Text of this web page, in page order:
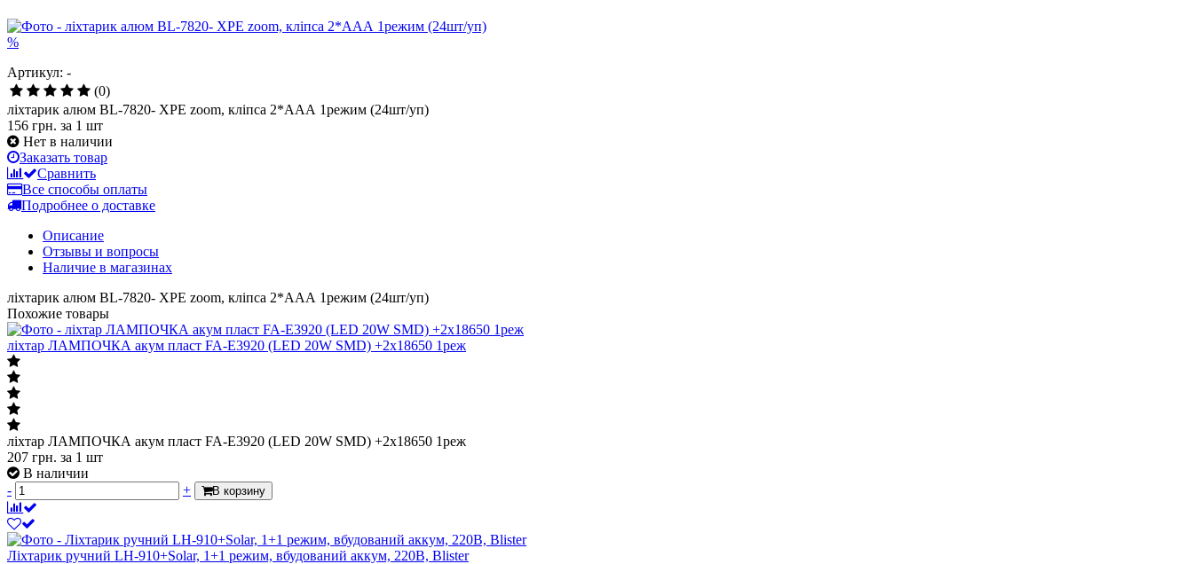
%
Артикул: -
(0)
ліхтарик алюм BL-7820- XPE zoom, кліпса 2*ААА 1режим (24шт/уп)
156 грн. за 1 шт
Нет в наличии
Заказать товар
Сравнить
Все способы оплаты
Подробнее о доставке
Описание
Отзывы и вопросы
Наличие в магазинах
ліхтарик алюм BL-7820- XPE zoom, кліпса 2*ААА 1режим (24шт/уп)
Похожие товары
ліхтар ЛАМПОЧКА акум пласт FA-E3920 (LED 20W SMD) +2x18650 1реж
ліхтар ЛАМПОЧКА акум пласт FA-E3920 (LED 20W SMD) +2x18650 1реж
207 грн. за 1 шт
В наличии
-
+ В корзину
Ліхтарик ручний LH-910+Solar, 1+1 режим, вбудований аккум, 220B, Blister